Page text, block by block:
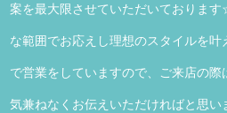
案を最大限させていただいておりま
な範囲でお応えし理想のスタイルを
で営業をしていますので、ご来店の
気兼ねなくお伝えいただければと思い